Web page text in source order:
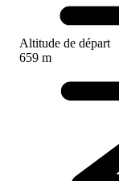
Altitude de départ
659 m